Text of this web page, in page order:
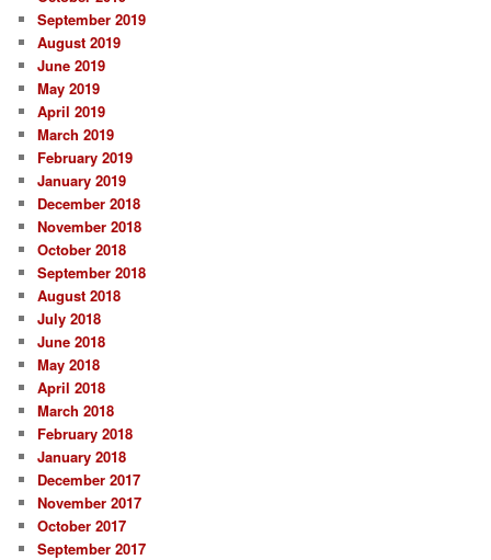
September 2019
August 2019
June 2019
May 2019
April 2019
March 2019
February 2019
January 2019
December 2018
November 2018
October 2018
September 2018
August 2018
July 2018
June 2018
May 2018
April 2018
March 2018
February 2018
January 2018
December 2017
November 2017
October 2017
September 2017